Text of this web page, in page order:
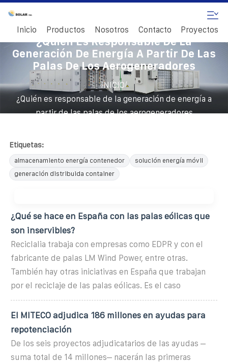
Inicio Productos Nosotros Contacto Proyectos
¿Quién Es Responsable De La
Generación De Energía A Partir De Las
Palas De Los Aerogeneradores
INICIO/
¿Quién es responsable de la generación de energía a
partir de las palas de los aerogeneradores
Etiquetas:
almacenamiento energía contenedor
solución energía móvil
generación distribuida container
¿Qué se hace en España con las palas eólicas que
son inservibles?
Reciclalia trabaja con empresas como EDPR y con el
fabricante de palas LM Wind Power, entre otras.
También hay otras iniciativas en España que trabajan
por el reciclaje de las palas eólicas. Es el caso
El MITECO adjudica 186 millones en ayudas para
repotenciación
De los seis proyectos adjudicatarios de las ayudas –
suma total de 14 millones– nacerán las primeras